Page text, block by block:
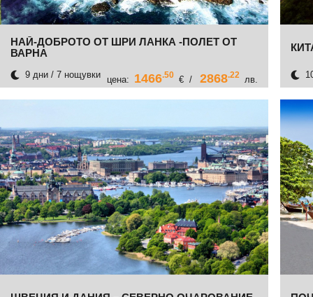
НАЙ-ДОБРОТО ОТ ШРИ ЛАНКА -ПОЛЕТ ОТ
ВАРНА
9 дни / 7 нощувки цена: 1466 .50 € / 2868 .22 лв.